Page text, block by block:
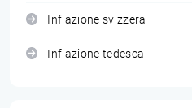
Inflazione svizzera
Inflazione tedesca